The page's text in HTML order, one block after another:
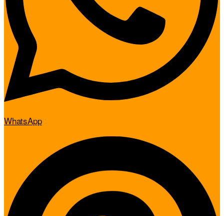
WhatsApp